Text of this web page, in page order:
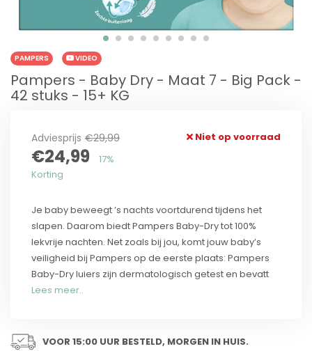
PAMPERS VIDEO
Pampers - Baby Dry - Maat 7 - Big Pack -
42 stuks - 15+ KG
Adviesprijs €29,99
€24,99
17%
Korting
Niet op voorraad
Je baby beweegt ’s nachts voortdurend tijdens het
slapen. Daarom biedt Pampers Baby-Dry tot 100%
lekvrije nachten. Net zoals bij jou, komt jouw baby’s
veiligheid bij Pampers op de eerste plaats: Pampers
Baby-Dry luiers zijn dermatologisch getest en bevatt
Lees meer..
VOOR 15:00 UUR BESTELD, MORGEN IN HUIS.